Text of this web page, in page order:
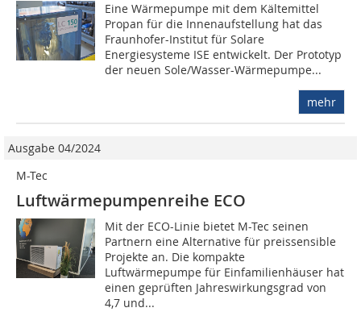
Eine Wärmepumpe mit dem Kältemittel
Propan für die Innenaufstellung hat das
Fraunhofer-In­stitut für Solare
Energiesysteme ISE entwickelt. Der Prototyp
der neuen Sole/Wasser-Wärmepumpe...
mehr
Ausgabe 04/2024
M-Tec
Luftwärmepumpenreihe ECO
Mit der ECO-Linie bietet M-Tec seinen
Partnern eine Alternative für preissensible
Projekte an. Die kompakte
Luftwärmepumpe für Einfamilienhäuser hat
einen geprüften Jahreswirkungsgrad von
4,7 und...